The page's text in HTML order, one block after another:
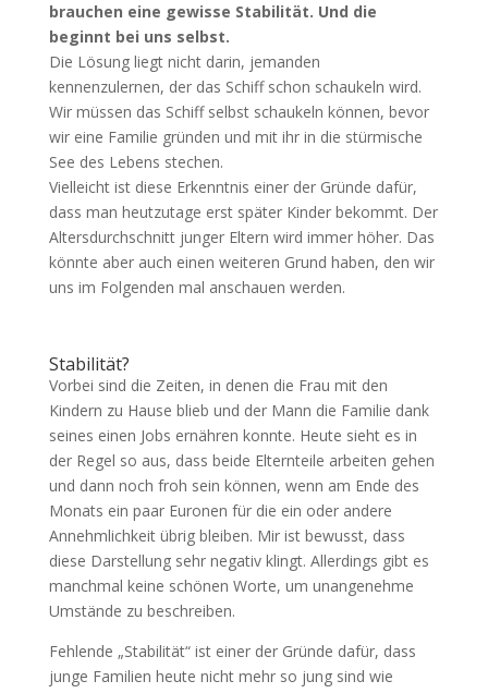
brauchen eine gewisse Stabilität. Und die
beginnt bei uns selbst.
Die Lösung liegt nicht darin, jemanden
kennenzulernen, der das Schiff schon schaukeln wird.
Wir müssen das Schiff selbst schaukeln können, bevor
wir eine Familie gründen und mit ihr in die stürmische
See des Lebens stechen.
Vielleicht ist diese Erkenntnis einer der Gründe dafür,
dass man heutzutage erst später Kinder bekommt. Der
Altersdurchschnitt junger Eltern wird immer höher. Das
könnte aber auch einen weiteren Grund haben, den wir
uns im Folgenden mal anschauen werden.
Stabilität?
Vorbei sind die Zeiten, in denen die Frau mit den
Kindern zu Hause blieb und der Mann die Familie dank
seines einen Jobs ernähren konnte. Heute sieht es in
der Regel so aus, dass beide Elternteile arbeiten gehen
und dann noch froh sein können, wenn am Ende des
Monats ein paar Euronen für die ein oder andere
Annehmlichkeit übrig bleiben. Mir ist bewusst, dass
diese Darstellung sehr negativ klingt. Allerdings gibt es
manchmal keine schönen Worte, um unangenehme
Umstände zu beschreiben.
Fehlende „Stabilität“ ist einer der Gründe dafür, dass
junge Familien heute nicht mehr so jung sind wie